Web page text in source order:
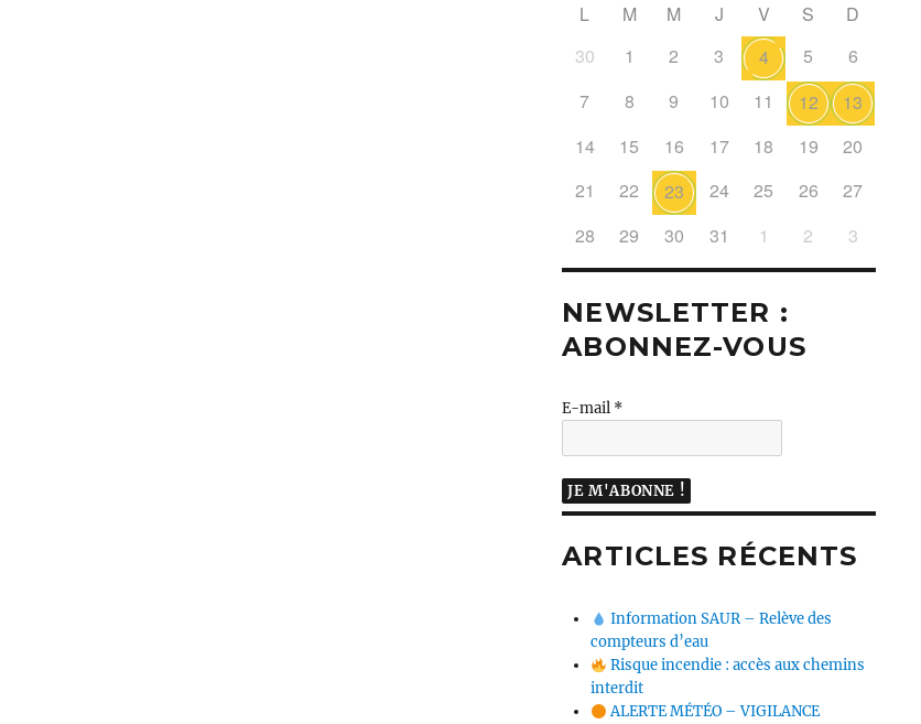
L M M J V S
D
30
1 2 3 4 5
6
7
8 9 10 11 12
13
14
15 16 17 18 19
20
21
22 23 24 25 26
27
28
29 30 31 1 2 3
NEWSLETTER :
ABONNEZ-VOUS
E-mail *
ARTICLES RÉCENTS
Information SAUR – Relève des
compteurs d’eau
Risque incendie : accès aux chemins
interdit
ALERTE MÉTÉO – VIGILANCE